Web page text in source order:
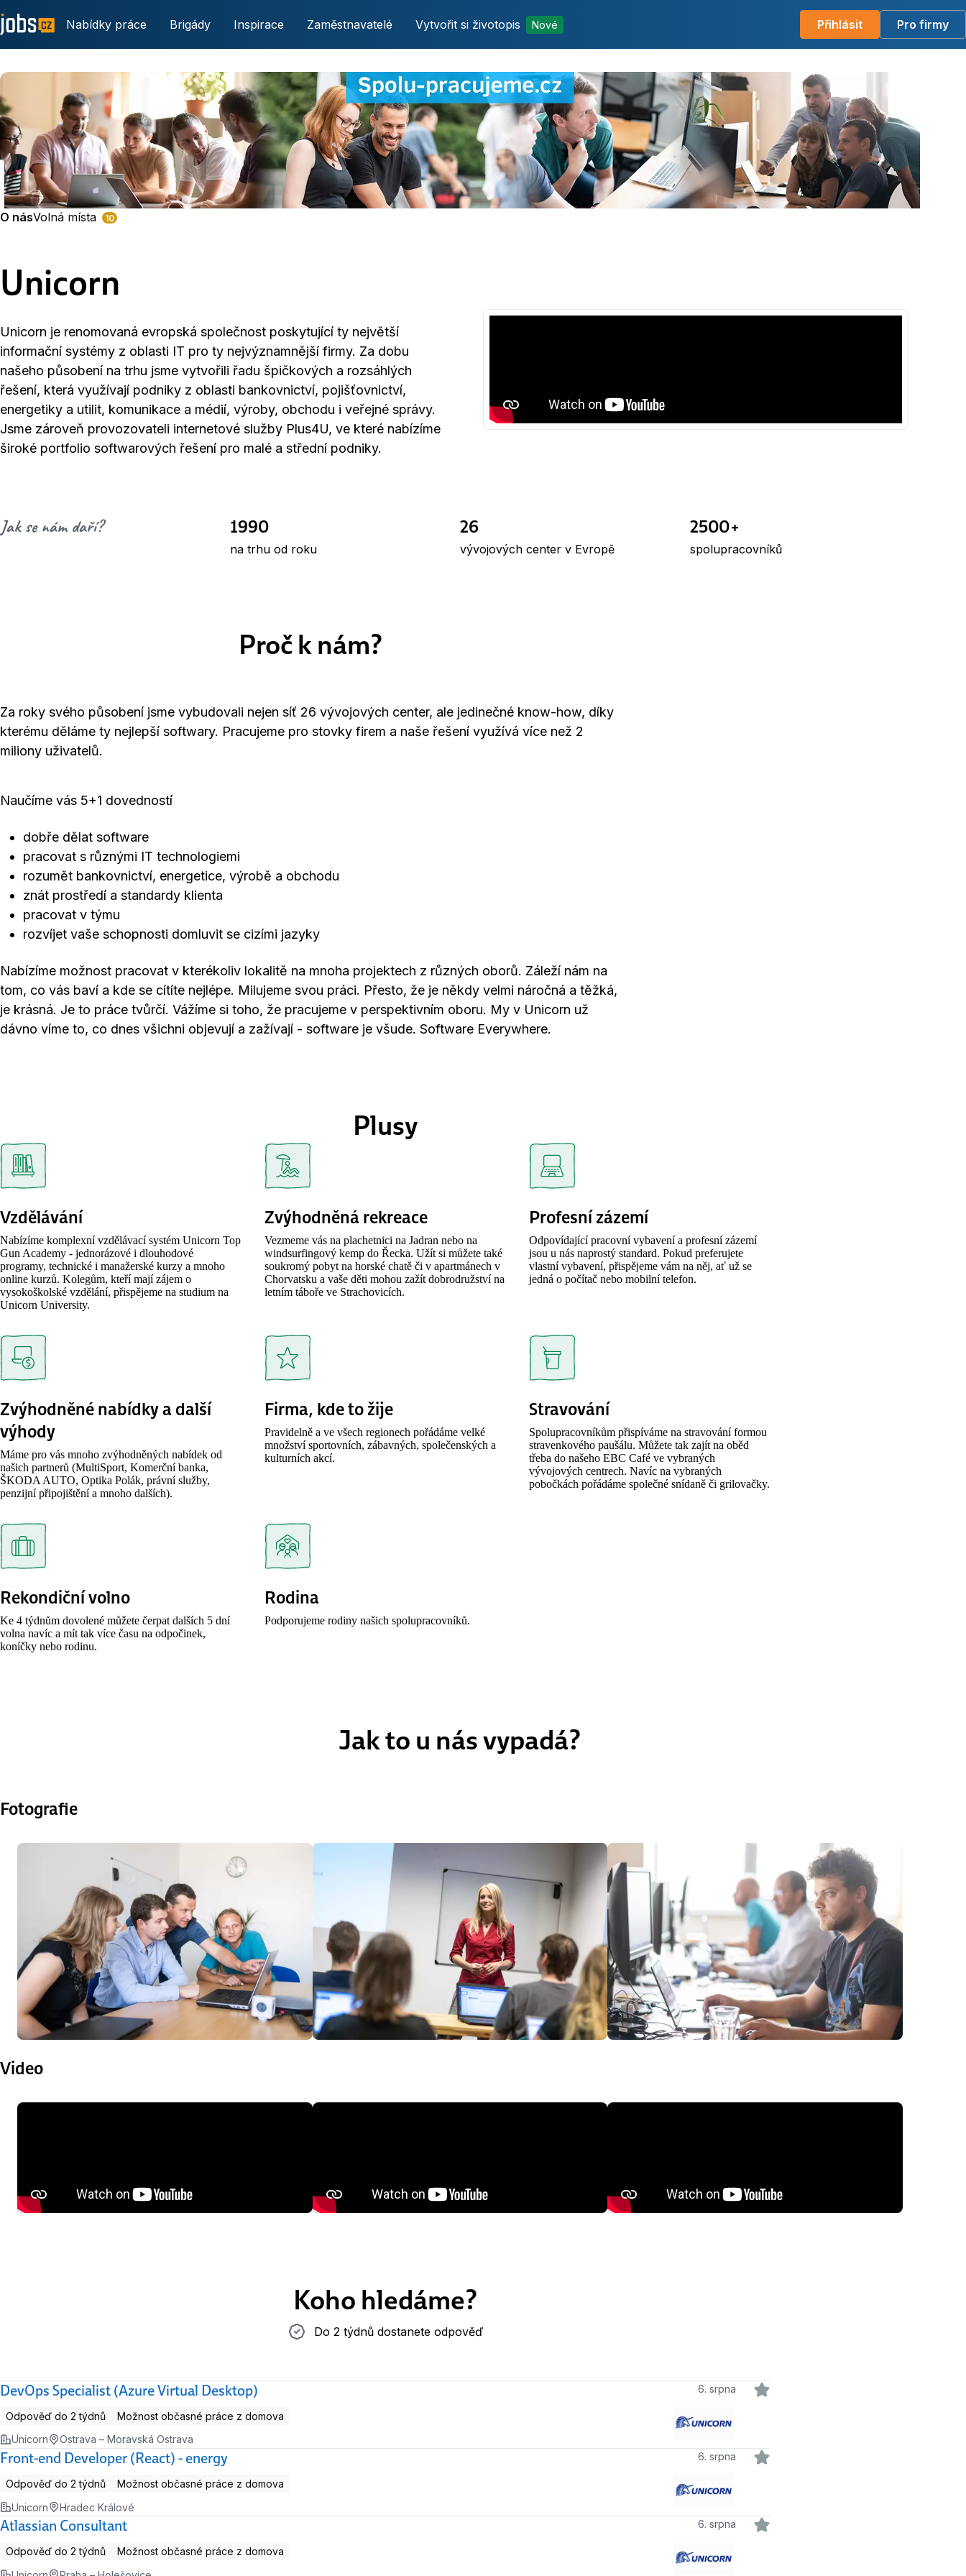
Nabídky práce Brigády Inspirace Zaměstnavatelé Vytvořit si životopis Nové Přihlásit Pro firmy
O násVolná místa 10
Unicorn
Unicorn je renomovaná evropská společnost poskytující ty největší
informační systémy z oblasti IT pro ty nejvýznamnější firmy. Za dobu
našeho působení na trhu jsme vytvořili řadu špičkových a rozsáhlých
řešení, která využívají podniky z oblasti bankovnictví, pojišťovnictví,
energetiky a utilit, komunikace a médií, výroby, obchodu i veřejné správy.
Jsme zároveň provozovateli internetové služby Plus4U, ve které nabízíme
široké portfolio softwarových řešení pro malé a střední podniky.
Jak se nám daří? 1990
na trhu od roku
26
vývojových center v Evropě
2500+
spolupracovníků
Proč k nám?
Za roky svého působení jsme vybudovali nejen síť 26 vývojových center, ale jedinečné know-how, díky
kterému děláme ty nejlepší softwary. Pracujeme pro stovky firem a naše řešení využívá více než 2
miliony uživatelů.
Naučíme vás 5+1 dovedností
dobře dělat software
pracovat s různými IT technologiemi
rozumět bankovnictví, energetice, výrobě a obchodu
znát prostředí a standardy klienta
pracovat v týmu
rozvíjet vaše schopnosti domluvit se cizími jazyky
Nabízíme možnost pracovat v kterékoliv lokalitě na mnoha projektech z různých oborů. Záleží nám na
tom, co vás baví a kde se cítíte nejlépe. Milujeme svou práci. Přesto, že je někdy velmi náročná a těžká,
je krásná. Je to práce tvůrčí. Vážíme si toho, že pracujeme v perspektivním oboru. My v Unicorn už
dávno víme to, co dnes všichni objevují a zažívají - software je všude. Software Everywhere.
Plusy
Vzdělávání
Nabízíme komplexní vzdělávací systém Unicorn Top
Gun Academy - jednorázové i dlouhodové
programy, technické i manažerské kurzy a mnoho
online kurzů. Kolegům, kteří mají zájem o
vysokoškolské vzdělání, přispějeme na studium na
Unicorn University.
Zvýhodněná rekreace
Vezmeme vás na plachetnici na Jadran nebo na
windsurfingový kemp do Řecka. Užít si můžete také
soukromý pobyt na horské chatě či v apartmánech v
Chorvatsku a vaše děti mohou zažít dobrodružství na
letním táboře ve Strachovicích.
Profesní zázemí
Odpovídající pracovní vybavení a profesní zázemí
jsou u nás naprostý standard. Pokud preferujete
vlastní vybavení, přispějeme vám na něj, ať už se
jedná o počítač nebo mobilní telefon.
Zvýhodněné nabídky a další
výhody
Máme pro vás mnoho zvýhodněných nabídek od
našich partnerů (MultiSport, Komerční banka,
ŠKODA AUTO, Optika Polák, právní služby,
penzijní připojištění a mnoho dalších).
Firma, kde to žije
Pravidelně a ve všech regionech pořádáme velké
množství sportovních, zábavných, společenských a
kulturních akcí.
Stravování
Spolupracovníkům přispíváme na stravování formou
stravenkového paušálu. Můžete tak zajít na oběd
třeba do našeho EBC Café ve vybraných
vývojových centrech. Navíc na vybraných
pobočkách pořádáme společné snídaně či grilovačky.
Rekondiční volno
Ke 4 týdnům dovolené můžete čerpat dalších 5 dní
volna navíc a mít tak více času na odpočinek,
koníčky nebo rodinu.
Rodina
Podporujeme rodiny našich spolupracovníků.
Jak to u nás vypadá?
Fotografie
Video
Koho hledáme?
Do 2 týdnů dostanete odpověď
Do 2 týdnů dostanete odpověď
DevOps Specialist (Azure Virtual Desktop) 6. srpna
Odpověď do 2 týdnů
Možnost občasné práce z domova
Unicorn
Ostrava – Moravská Ostrava
Front-end Developer (React) - energy 6. srpna
Odpověď do 2 týdnů
Možnost občasné práce z domova
Unicorn
Hradec Králové
Atlassian Consultant 6. srpna
Odpověď do 2 týdnů
Možnost občasné práce z domova